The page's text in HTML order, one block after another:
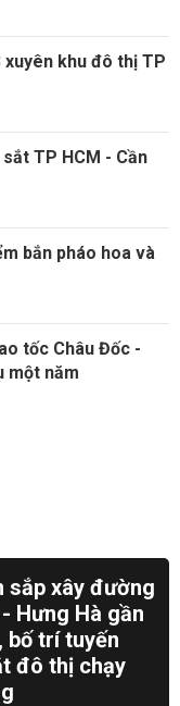
khu đô thị TP
TP HCM - Cần
bắn pháo hoa và
tốc Châu Đốc -
một năm
sắp xây đường
Hưng Hà gần
bố trí tuyến
đô thị chạy